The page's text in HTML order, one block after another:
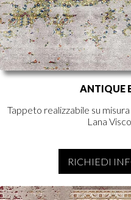
ANTIQUE
Tappeto realizzabile su
Lana
RICHIEDI